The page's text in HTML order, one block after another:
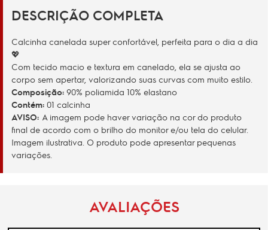
DESCRIÇÃO COMPLETA
Calcinha canelada super confortável, perfeita para o dia a dia
💖
Com tecido macio e textura em canelado, ela se ajusta ao
corpo sem apertar, valorizando suas curvas com muito estilo.
Composição: 90% poliamida 10% elastano
Contém: 01 calcinha
AVISO: A imagem pode haver variação na cor do produto
final de acordo com o brilho do monitor e/ou tela do celular.
Imagem ilustrativa. O produto pode apresentar pequenas
variações.
AVALIAÇÕES